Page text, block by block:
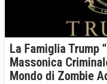
La Famiglia Trump
Massonica
Mondo di Zombie